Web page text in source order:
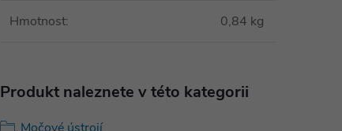
Hmotnost: 0,84 kg
Produkt naleznete v této kategorii